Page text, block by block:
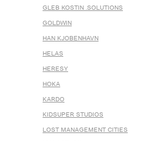
GLEB KOSTIN .SOLUTIONS
GOLDWIN
HAN KJOBENHAVN
HELAS
HERESY
HOKA
KARDO
KIDSUPER STUDIOS
LOST MANAGEMENT CITIES